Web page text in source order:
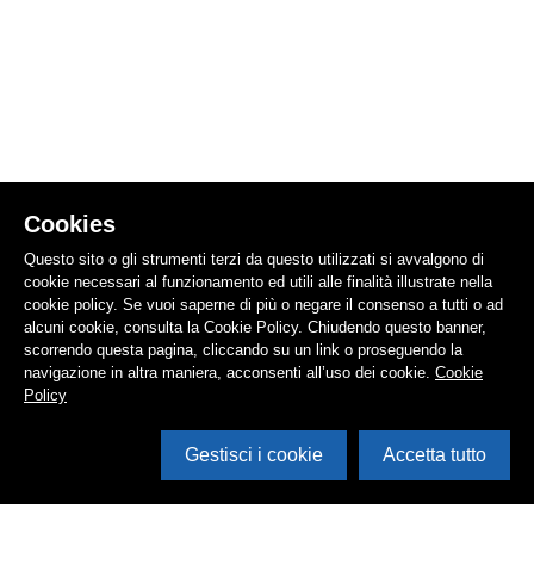
Cookies
Questo sito o gli strumenti terzi da questo utilizzati si avvalgono di
cookie necessari al funzionamento ed utili alle finalità illustrate nella
cookie policy. Se vuoi saperne di più o negare il consenso a tutti o ad
alcuni cookie, consulta la Cookie Policy. Chiudendo questo banner,
scorrendo questa pagina, cliccando su un link o proseguendo la
navigazione in altra maniera, acconsenti all’uso dei cookie. Cookie
Policy
Gestisci i cookie Accetta tutto